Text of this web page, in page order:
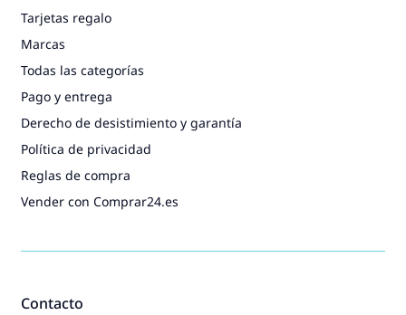
Contacto
Tarjetas regalo
Marcas
Todas las categorías
Pago y entrega
Derecho de desistimiento y garantía
Política de privacidad
Reglas de compra
Vender con Comprar24.es